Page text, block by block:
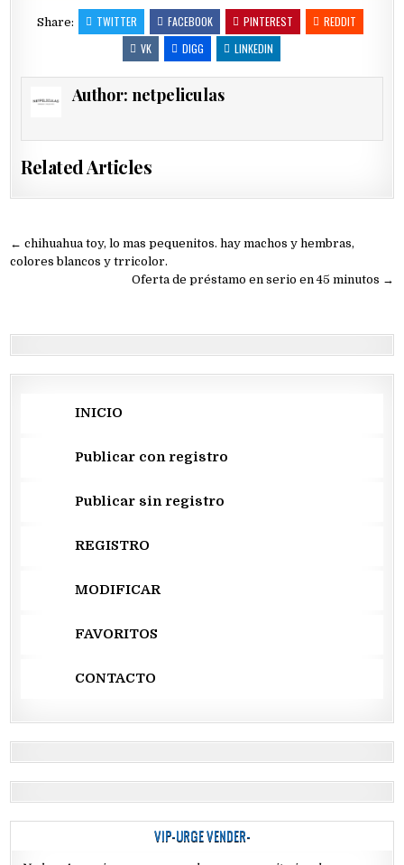
Share: TWITTER FACEBOOK PINTEREST
REDDIT
VK
DIGG LINKEDIN
Author: netpeliculas
Related Articles
Navegación
de
← chihuahua toy, lo mas pequenitos. hay machos y hembras,
colores blancos y trricolor.
Oferta de préstamo en serio en 45 minutos →
INICIO
Publicar con registro
Publicar sin registro
REGISTRO
MODIFICAR
FAVORITOS
CONTACTO
VIP-URGE VENDER-